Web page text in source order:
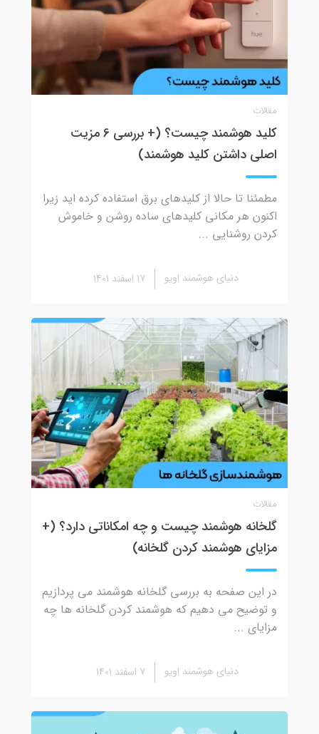
مقالات
کلید هوشمند چیست؟ (+ بررسی 6 مزیت
اصلی داشتن کلید هوشمند)
مطمئنا تا حالا از کلیدهای برق استفاده کرده اید زیرا
اکنون هر مکانی کلیدهای ساده روشن و خاموش
کردن روشنایی ...
دنیای هوشمند اویو
مقالات
گلخانه هوشمند چیست و چه امکاناتی دارد؟ (+
مزایای هوشمند کردن گلخانه)
در این صفحه به بررسی گلخانه هوشمند می پردازیم
و توضیح می دهیم که هوشمند کردن گلخانه ها چه
مزایای ...
دنیای هوشمند اویو